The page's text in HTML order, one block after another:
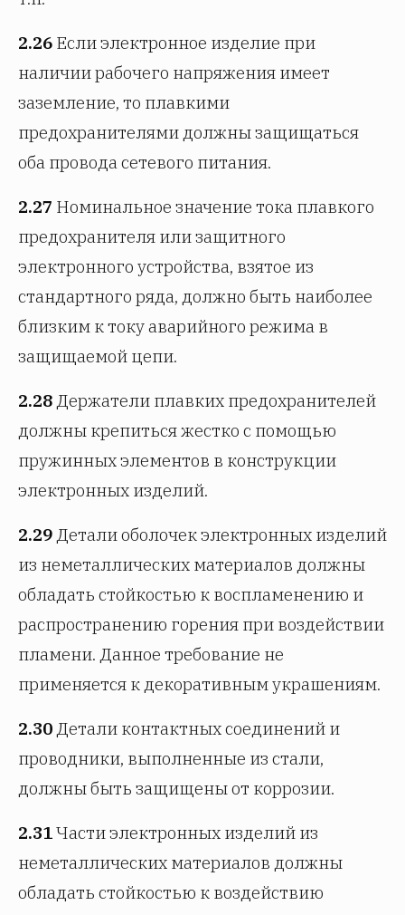
2.26 Если электронное изделие при
наличии рабочего напряжения имеет
заземление, то плавкими
предохранителями должны защищаться
оба провода сетевого питания.
2.27 Номинальное значение тока плавкого
предохранителя или защитного
электронного устройства, взятое из
стандартного ряда, должно быть наиболее
близким к току аварийного режима в
защищаемой цепи.
2.28 Держатели плавких предохранителей
должны крепиться жестко с помощью
пружинных элементов в конструкции
электронных изделий.
2.29 Детали оболочек электронных изделий
из неметаллических материалов должны
обладать стойкостью к воспламенению и
распространению горения при воздействии
пламени. Данное требование не
применяется к декоративным украшениям.
2.30 Детали контактных соединений и
проводники, выполненные из стали,
должны быть защищены от коррозии.
2.31Части электронных изделий из
неметаллических материалов должны
обладать стойкостью к воздействию